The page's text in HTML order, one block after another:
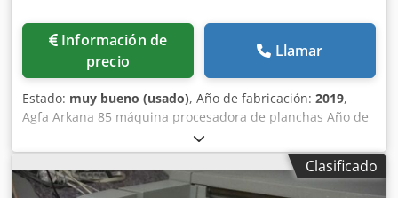
Información de
precio
Llamar
Estado: muy bueno (usado), Año de fabricación: 2019,
Agfa Arkana 85 máquina procesadora de planchas Año de
fabricación: 2019 Estado impecable Djdsywvauepfx Alhskr
Clasificado